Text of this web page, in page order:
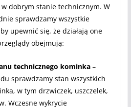
dobrym stanie technicznym. W
sprawdzamy wszystkie
upewnić się, że działają one
obejmują:
technicznego kominka–
sprawdzamy stan wszystkich
w tym drzwiczek, uszczelek,
Wczesne wykrycie